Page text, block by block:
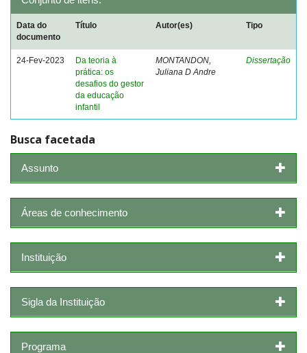
Data do
documento
Título Autor(es) Tipo
24-Fev-2023
Da teoria à
prática: os
desafios do gestor
da educação
infantil
MONTANDON,
Juliana D Andre
Dissertação
Busca facetada
Assunto
Áreas de conhecimento
Instituição
Sigla da Instituição
Programa